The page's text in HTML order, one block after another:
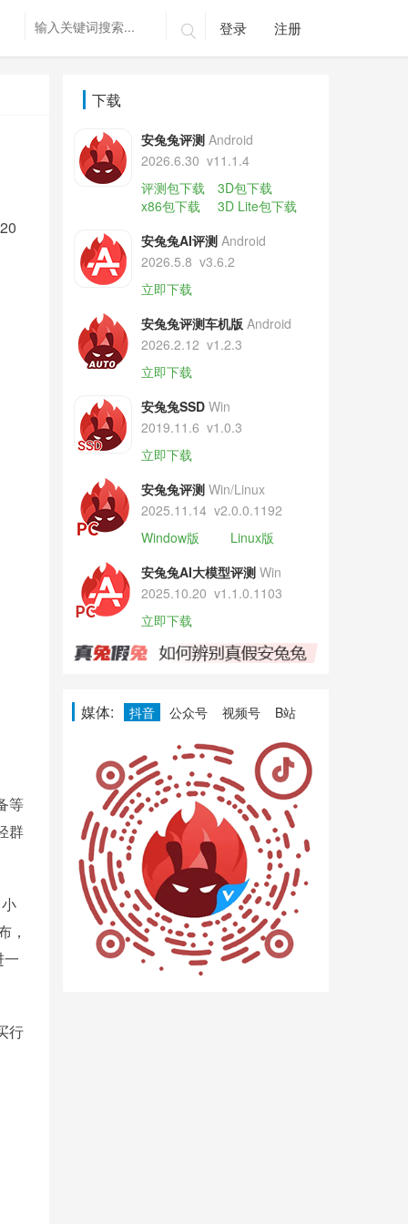
 登录 注册
等
群
，
一
行
下载
安兔兔评测 Android
2026.6.30 v11.1.4
评测包下载
3D包下载
x86包下载
3D Lite包下载
安兔兔AI评测 Android
2026.5.8 v3.6.2
立即下载
安兔兔评测车机版 Android
2026.2.12 v1.2.3
立即下载
安兔兔SSD Win
2019.11.6 v1.0.3
立即下载
安兔兔评测 Win/Linux
2025.11.14 v2.0.0.1192
Window版
Linux版
安兔兔AI大模型评测 Win
2025.10.20 v1.1.0.1103
立即下载
媒体: 抖音 公众号 视频号 B站